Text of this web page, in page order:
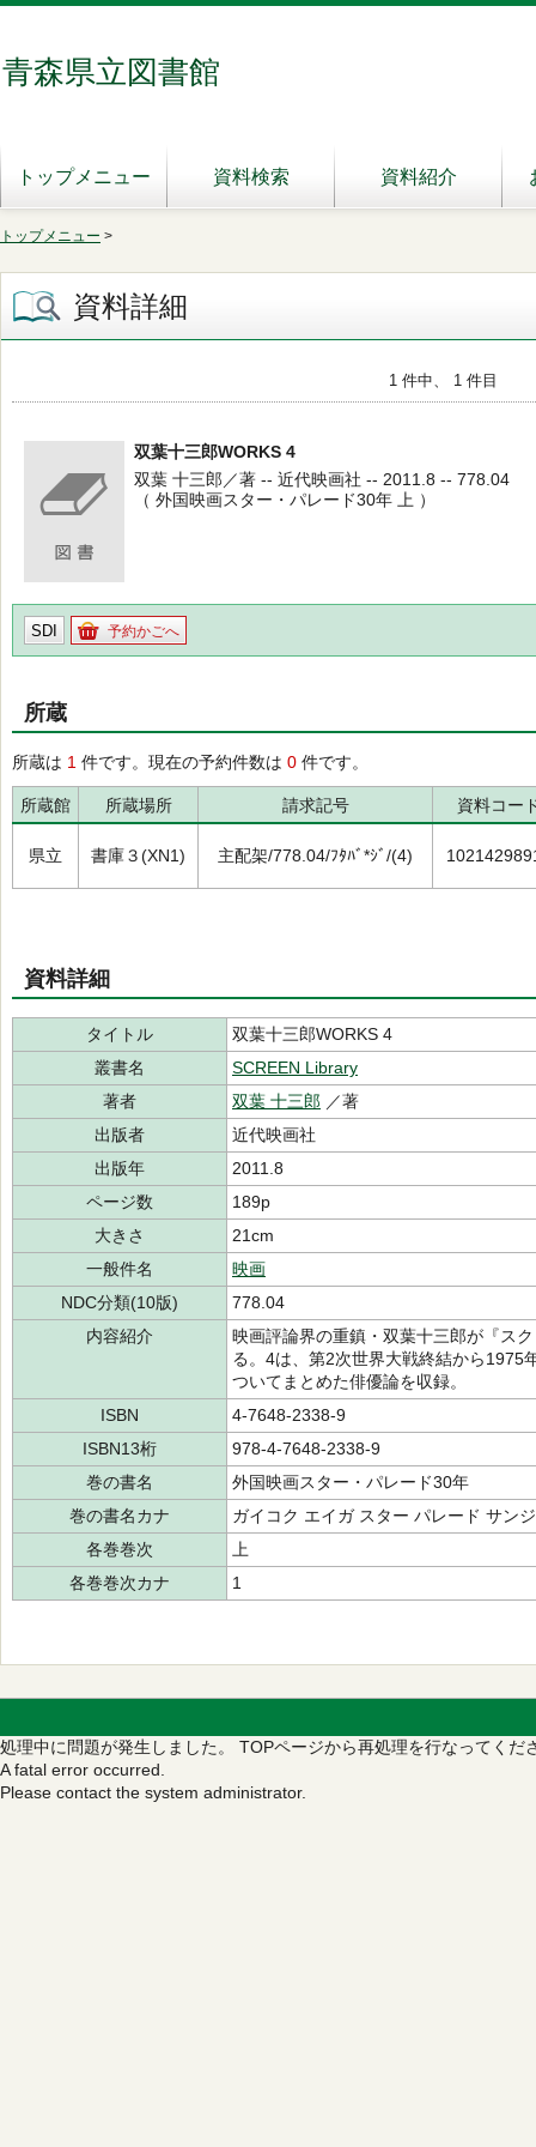
青森県立図書館
トップメニュー 資料検索 資料紹介
トップメニュー >
資料詳細
1 件中、 1 件目
双葉十三郎WORKS 4
双葉 十三郎／著 -- 近代映画社 -- 2011.8 -- 778.04
（ 外国映画スター・パレード30年 上 ）
SDI 予約かごへ
所蔵
所蔵は 1 件です。現在の予約件数は 0 件です。
所蔵館 所蔵場所 請求記号 資料コー
県立 書庫３(XN1) 主配架/778.04/ﾌﾀﾊﾞ*ｼﾞ/(4)
資料詳細
タイトル
双葉十三郎WORKS 4
叢書名
SCREEN Library
著者
双葉 十三郎 ／著
出版者
近代映画社
出版年
2011.8
ページ数
189p
大きさ
21cm
一般件名
映画
NDC分類(10版)
778.04
内容紹介
映画評論界の重鎮・双葉十三郎が『ス
る。4は、第2次世界大戦終結から1975
ついてまとめた俳優論を収録。
ISBN
4-7648-2338-9
ISBN13桁
978-4-7648-2338-9
巻の書名
外国映画スター・パレード30年
巻の書名カナ
ガイコク エイガ スター パレード サン
各巻巻次
上
各巻巻次カナ
1
処理中に問題が発生しました。 TOPページから再処理を行なってくだ
A fatal error occurred.
Please contact the system administrator.